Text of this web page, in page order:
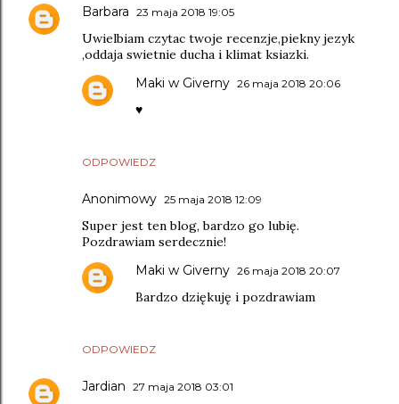
Barbara 23 maja 2018 19:05
Uwielbiam czytac twoje recenzje,piekny jezyk
,oddaja swietnie ducha i klimat ksiazki.
ODPOWIEDZ
Maki w Giverny 26 maja 2018 20:06
♥
Anonimowy 25 maja 2018 12:09
Super jest ten blog, bardzo go lubię.
Pozdrawiam serdecznie!
ODPOWIEDZ
Maki w Giverny 26 maja 2018 20:07
Bardzo dziękuję i pozdrawiam
Jardian 27 maja 2018 03:01